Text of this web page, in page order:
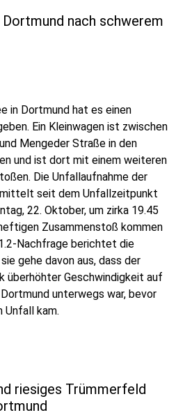
nach schwerem
in Dortmund hat es einen
Ein Kleinwagen ist zwischen
Mengeder Straße in den
und ist dort mit einem weiteren
Die Unfallaufnahme der
seit dem Unfallzeitpunkt
22. Oktober, um zirka 19.45
Zusammenstoß kommen
Nachfrage berichtet die
gehe davon aus, dass der
überhöhter Geschwindigkeit auf
unterwegs war, bevor
Unfall kam.
riesiges Trümmerfeld